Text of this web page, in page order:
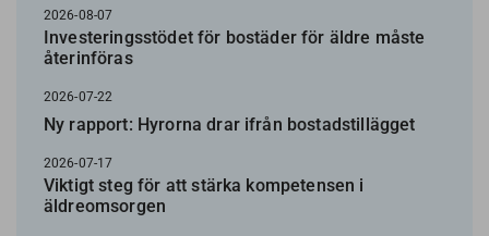
2026-08-07
Investeringsstödet för bostäder för äldre måste
återinföras
2026-07-22
Ny rapport: Hyrorna drar ifrån bostadstillägget
2026-07-17
Viktigt steg för att stärka kompetensen i
äldreomsorgen